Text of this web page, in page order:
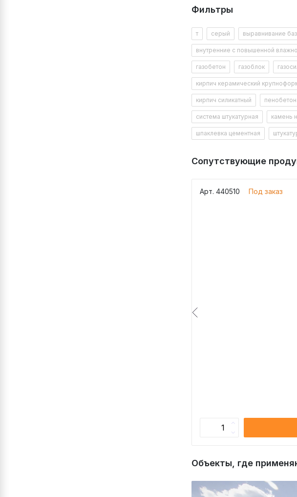
Слой нанесения, мм
Рассчитать
Фильтры
т серый выравнивание
внутренние с повышенной
газобетон газоблок
кирпич керамический
кирпич силикатный пенобетон
система штукатурная камень
шпаклевка цементная
Сопутствующие
Арт. 440510 Под заказ
Объекты, где